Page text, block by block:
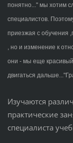
понятно..." мы хотим
специалистов.
приезжая с обучения
, но и изменение к
они - мы еще
двигаться
Изучаются
практические
специалиста